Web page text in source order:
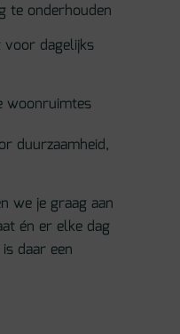
te onderhouden
dagelijks
woonruimtes
duurzaamheid,
we je graag aan
én er elke dag
daar een